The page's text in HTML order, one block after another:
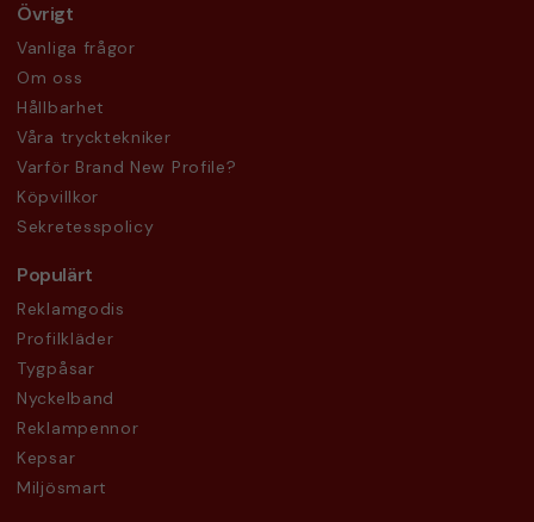
Övrigt
Vanliga frågor
Om oss
Hållbarhet
Våra trycktekniker
Varför Brand New Profile?
Köpvillkor
Sekretesspolicy
Populärt
Reklamgodis
Profilkläder
Tygpåsar
Nyckelband
Reklampennor
Kepsar
Miljösmart